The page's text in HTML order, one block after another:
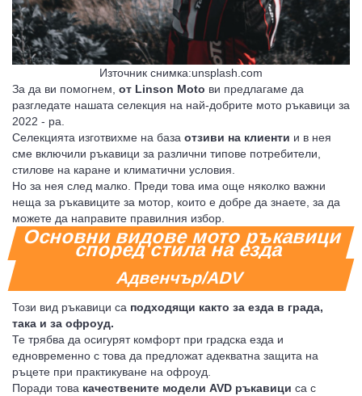
Източник снимка:unsplash.com
За да ви помогнем, от Linson Moto ви предлагаме да
разгледате нашата селекция на най-добрите мото ръкавици за
2022 - ра.
Селекцията изготвихме на база отзиви на клиенти и в нея
сме включили ръкавици за различни типове потребители,
стилове на каране и климатични условия.
Но за нея след малко. Преди това има още няколко важни
неща за ръкавиците за мотор, които е добре да знаете, за да
можете да направите правилния избор.
Основни видове мото ръкавици
според стила на езда
Адвенчър/ADV
Този вид ръкавици са подходящи както за езда в града,
така и за офроуд.
Те трябва да осигурят комфорт при градска езда и
едновременно с това да предложат адекватна защита на
ръцете при практикуване на офроуд.
Поради това качествените модели AVD ръкавици са с